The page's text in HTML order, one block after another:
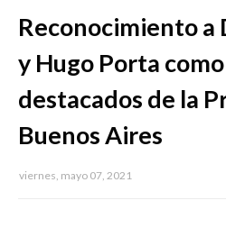
Reconocimiento
y Hugo Porta
destacados de la
Buenos Aires
viernes, mayo 07, 2021